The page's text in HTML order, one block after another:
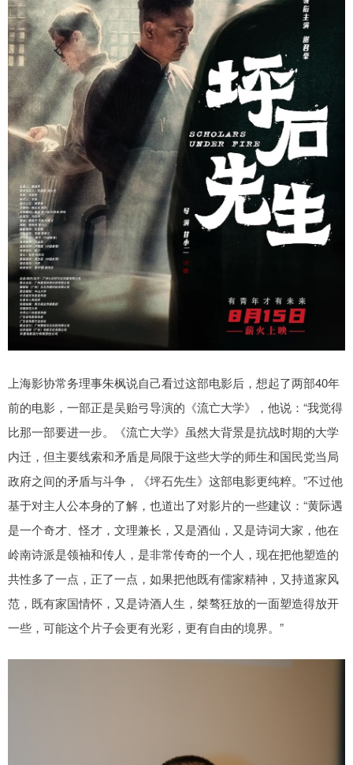
上海影协常务理事朱枫说自己看过这部电影后，想起了两部40年
前的电影，一部正是吴贻弓导演的《流亡大学》，他说：“我觉得
比那一部要进一步。《流亡大学》虽然大背景是抗战时期的大学
内迁，但主要线索和矛盾是局限于这些大学的师生和国民党当局
政府之间的矛盾与斗争，《坪石先生》这部电影更纯粹。”不过他
基于对主人公本身的了解，也道出了对影片的一些建议：“黄际遇
是一个奇才、怪才，文理兼长，又是酒仙，又是诗词大家，他在
岭南诗派是领袖和传人，是非常传奇的一个人，现在把他塑造的
共性多了一点，正了一点，如果把他既有儒家精神，又持道家风
范，既有家国情怀，又是诗酒人生，桀骜狂放的一面塑造得放开
一些，可能这个片子会更有光彩，更有自由的境界。”